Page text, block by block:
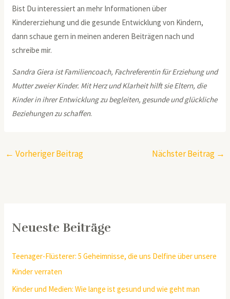
Bist Du interessiert an mehr Informationen über
Kindererziehung und die gesunde Entwicklung von Kindern,
dann schaue gern in meinen anderen Beiträgen nach und
schreibe mir.
Sandra Giera ist Familiencoach, Fachreferentin für Erziehung und
Mutter zweier Kinder. Mit Herz und Klarheit hilft sie Eltern, die
Kinder in ihrer Entwicklung zu begleiten, gesunde und glückliche
Beziehungen zu schaffen.
← Vorheriger Beitrag Nächster Beitrag →
Neueste Beiträge
Teenager-Flüsterer: 5 Geheimnisse, die uns Delfine über unsere
Kinder verraten
Kinder und Medien: Wie lange ist gesund und wie geht man